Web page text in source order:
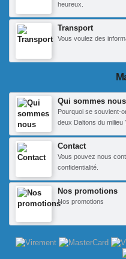
heureux.
Transport
Vous voulez des
Qui sommes nous
Pourquoi se souvient-
deux Daltons du milieu
Contact
Vous pouvez nous
confidentialité.
Nos promotions
Nos promotions